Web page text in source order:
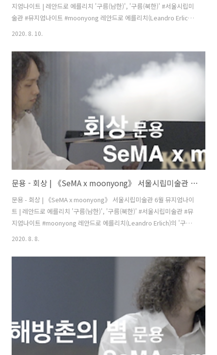
지엄나이트 | 레안드로 에를리치 '구름(남한)', '구름(북한)' #서울시립미
술관 #뮤지엄나이트 #moonyong 레안드로 에를리치(Leandro Erlich)
의 '구름(남한)', '구름(북한)' 작품 앞에서 《SeMA x moonyong》 풀
가를 상상하는 지구에서 유일한 생명체일 것입니다." '구름(남한)', '구름
(북한)'의 작가 레안드로 에를리치(Leandro Erlich)의 말입니다. 작가가
남한과 북한의 지도를 구름으로 표현한 것은 '신의 한 수'라고 볼 수 있습
니다. 민족이나 국가, 국경과 같은 개념은 그저 인간의 머릿속에 있..
2020. 8. 10.
문용 - 회상 | 《SeMA x moonyong》 서울시립미술관 6월 뮤지엄나이트 | 레안드로 에를리치 '구름(남한)', '구름(북한)'
문용 - 회상 | 《SeMA x moonyong》 서울시립미술관 6월 뮤지엄나이
트 | 레안드로 에를리치 '구름(남한)', '구름(북한)' #서울시립미술관 #뮤
지엄나이트 #moonyong 레안드로 에를리치(Leandro Erlich)의 '구름
https://www.youtube.com/user/moonyong59/?
sub_confirmation=1 애플 뮤직에서 문용 앨범 듣기:
https://music.apple.com/kr/artist/moonyong/1199085719 문용
LP/CD 구매하기: https://moontara.co.kr 문용 ..
2020. 8. 8.